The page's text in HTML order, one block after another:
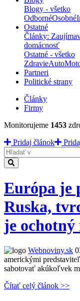
Blogy - všetko
OdbornéOsobné
Ostatné
Články:
domácnosť
Ostatné - všetko
ZdravieAuto
Partneri
Politické strany
Články
Firmy
Monitorujeme 1453
Pridaj článok
Hladať
Európa je
Ruska,
je
Webnoviny.sk
americkými
sabotovať akúkoľvek
Čítať celý článok >>